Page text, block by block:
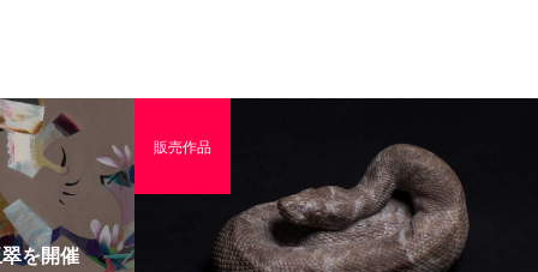
を開催
販売作品